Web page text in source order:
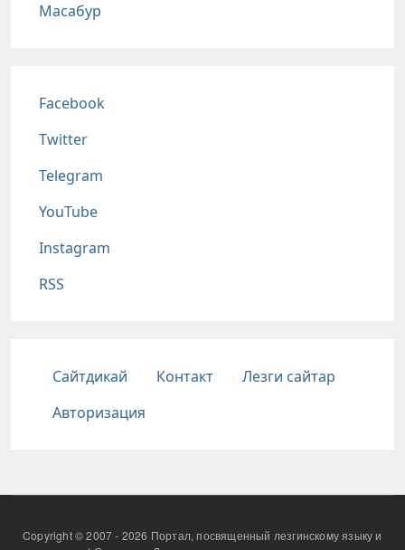
Масабур
Соц сети
Facebook
Twitter
Telegram
YouTube
Instagram
RSS
Подвал
Сайтдикай Контакт
Лезги сайтар
Авторизация
Copyright © 2007 - 2026 Портал, посвященный лезгинскому языку и